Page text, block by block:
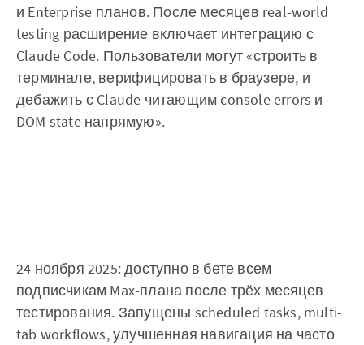
и Enterprise планов. После месяцев real-world
testing расширение включает интеграцию с
Claude Code. Пользователи могут «строить в
терминале, верифицировать в браузере, и
дебажить с Claude читающим console errors и
DOM state напрямую».
24 ноября 2025: доступно в бете всем
подписчикам Max-плана после трёх месяцев
тестирования. Запущены scheduled tasks, multi-
tab workflows, улучшенная навигация на часто